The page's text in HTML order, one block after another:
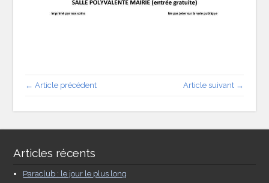
← Article précédent Article suivant →
Articles récents
Paraclub : le jour le plus long